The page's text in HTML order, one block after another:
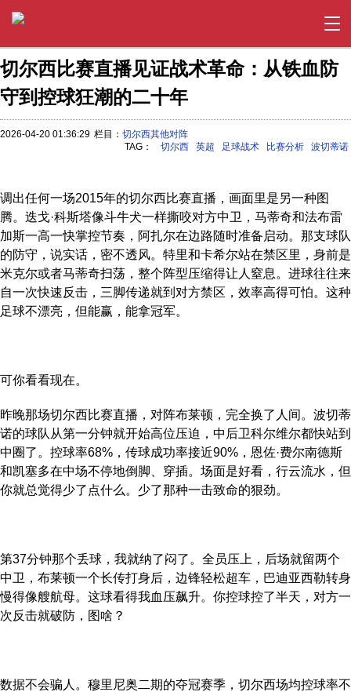
切尔西比赛直播见证战术革命：从铁血防
守到控球狂潮的二十年
2026-04-20 01:36:29 栏目： 切尔西其他对阵
TAG：
切尔西 英超 足球战术 比赛分析 波切蒂诺
调出任何一场2015年的切尔西比赛直播，画面里是另一种图
腾。迭戈·科斯塔像斗牛犬一样撕咬对方中卫，马蒂奇和法布雷
加斯一高一快掌控节奏，阿扎尔在边路随时准备启动。那支球队
的防守，说实话，密不透风。特里和卡希尔站在禁区里，身前是
米克尔或者马蒂奇扫荡，整个阵型压缩得让人窒息。进球往往来
自一次快速反击，三脚传递就到对方禁区，效率高得可怕。这种
足球不漂亮，但能赢，能拿冠军。
可你看看现在。
昨晚那场切尔西比赛直播，对阵布莱顿，完全换了人间。波切蒂
诺的球队从第一分钟就开始高位压迫，中后卫科尔维尔都快站到
中圈了。控球率68%，传球成功率接近90%，恩佐·费尔南德斯
和凯塞多在中场不停地倒脚、穿插。场面是好看，行云流水，但
你就总觉得少了点什么。少了那种一击致命的狠劲。
第37分钟那个丢球，我就纳了闷了。全员压上，后场就留两个
中卫，布莱顿一个长传打身后，边锋轻松超车，巴迪亚西勒转身
慢得像艘航母。这球看得我血压飙升。你控球控了半天，对方一
次反击就破防，图啥？
数据不会骗人。穆里尼奥二期的夺冠赛季，切尔西场均控球率不